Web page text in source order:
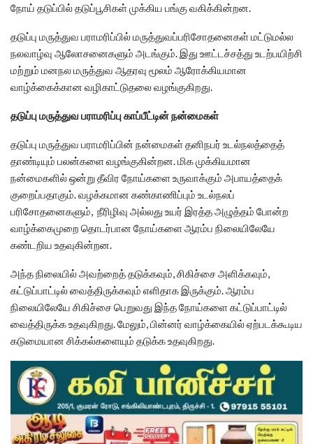
நோய் தடுப்பில் தடுப்பூசிகள் முக்கிய பங்கு வகிக்கின்றன.
தடுப்பு மருத்துவ பராமரிப்பில் மருத்துவப்பரிசோதனைகள் மட்டுமல்ல
நலவாழ்வு ஆலோசனைகளும் அடங்கும். இது ஊட்டச்சத்து உடற்பயிற்சி
மற்றும் மனநல மருத்துவ ஆதரவு மூலம் ஆரோக்கியமான
வாழ்க்கைக்கான வழிகாட்டுதலை வழங்குகிறது.
தடுப்பு மருத்துவ பராமரிப்பு காப்பீட்டின் நன்மைகள்
தடுப்பு மருத்துவ பராமரிப்பின் நன்மைகள் தனிநபர் உடல்நலத்தைத்
தாண்டியும் பலன்களை வழங்குகின்றன. மிக முக்கியமான
நன்மைகளில் ஒன்று தீவிர நோய்களை உருவாக்கும் அபாயத்தைக்
குறைப்பதாகும். வழக்கமான கண்காணிப்பும் உடல்நலப்
பரிசோதனைகளும், நீரிழிவு அல்லது உயர் இரத்த அழுத்தம் போன்ற
வாழ்க்கைமுறை தொடர்பான நோய்களை ஆரம்ப நிலையிலேயே
கண்டறிய உதவுகின்றன.
அந்த நிலையில் அவற்றைத் தடுக்கவும், சிகிச்சை அளிக்கவும்,
கட்டுப்பாட்டில் வைத்திருக்கவும் எளிதாக இருக்கும். ஆரம்ப
நிலையிலேயே சிகிச்சை பெறுவது இந்த நோய்களை கட்டுப்பாட்டில்
வைத்திருக்க உதவுகிறது. மேலும், பின்னர் வாழ்க்கையில் ஏற்படக்கூடிய
கடுமையான சிக்கல்களையும் தடுக்க உதவுகிறது.